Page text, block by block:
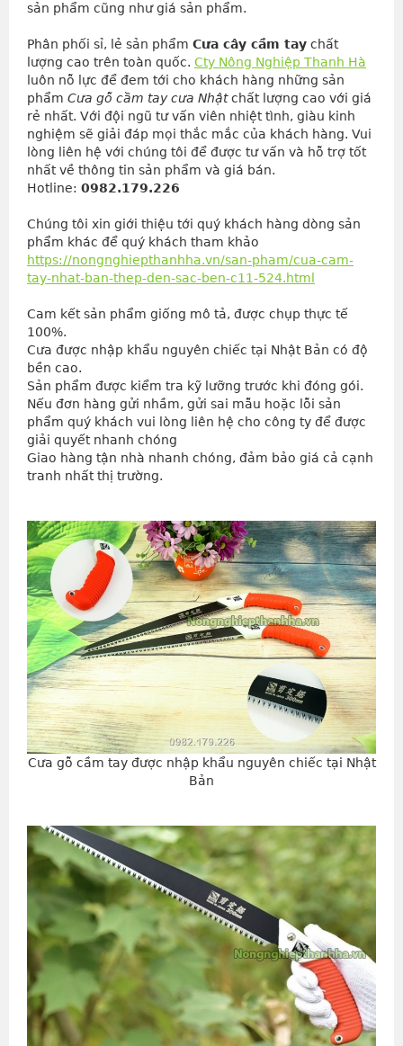
sản phẩm cũng như giá sản phẩm.
Phân phối sỉ, lẻ sản phẩm Cưa cây cầm tay chất
lượng cao trên toàn quốc. Cty Nông Nghiệp Thanh Hà
luôn nỗ lực để đem tới cho khách hàng những sản
phẩm Cưa gỗ cầm tay cưa Nhật chất lượng cao với giá
rẻ nhất. Với đội ngũ tư vấn viên nhiệt tình, giàu kinh
nghiệm sẽ giải đáp mọi thắc mắc của khách hàng. Vui
lòng liên hệ với chúng tôi để được tư vấn và hỗ trợ tốt
nhất về thông tin sản phẩm và giá bán.
Hotline: 0982.179.226
Chúng tôi xin giới thiệu tới quý khách hàng dòng sản
phẩm khác để quý khách tham khảo
https://nongnghiepthanhha.vn/san-pham/cua-cam-
tay-nhat-ban-thep-den-sac-ben-c11-524.html
Cam kết sản phẩm giống mô tả, được chụp thực tế
100%.
Cưa được nhập khẩu nguyên chiếc tại Nhật Bản có độ
bền cao.
Sản phẩm được kiểm tra kỹ lưỡng trước khi đóng gói.
Nếu đơn hàng gửi nhầm, gửi sai mẫu hoặc lỗi sản
phẩm quý khách vui lòng liên hệ cho công ty để được
giải quyết nhanh chóng
Giao hàng tận nhà nhanh chóng, đảm bảo giá cả cạnh
tranh nhất thị trường.
Cưa gỗ cầm tay được nhập khẩu nguyên chiếc tại Nhật
Bản